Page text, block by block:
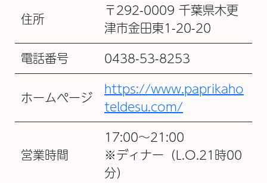
住所
〒292-0009 千葉県木更
津市金田東1-20-20
電話番号
0438-53-8253
ホームページ
https://www.paprikaho
teldesu.com/
営業時間
17:00～21:00
※ディナー（L.O.21時00
分）